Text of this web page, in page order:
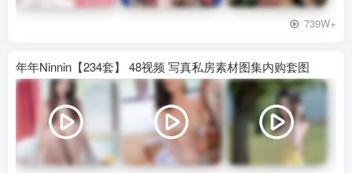
739W+
年年Ninnin【234套】 48视频 写真私房素材图集内购套图